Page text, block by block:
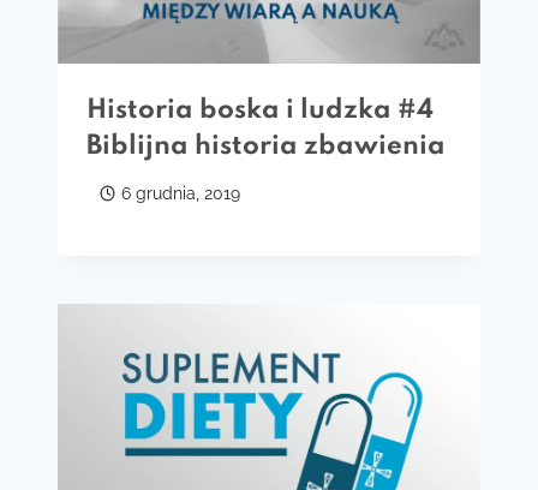
Historia boska i ludzka #4
Biblijna historia zbawienia
6 grudnia, 2019